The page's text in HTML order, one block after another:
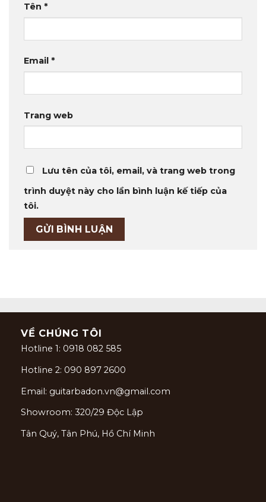
Tên *
Email *
Trang web
Lưu tên của tôi, email, và trang web trong
trình duyệt này cho lần bình luận kế tiếp của
tôi.
VỀ CHÚNG TÔI
Hotline 1: 0918 082 585
Hotline 2: 090 897 2600
Email: guitarbadon.vn@gmail.com
Showroom: 320/29 Độc Lập
Tân Quý, Tân Phú, Hồ Chí Minh